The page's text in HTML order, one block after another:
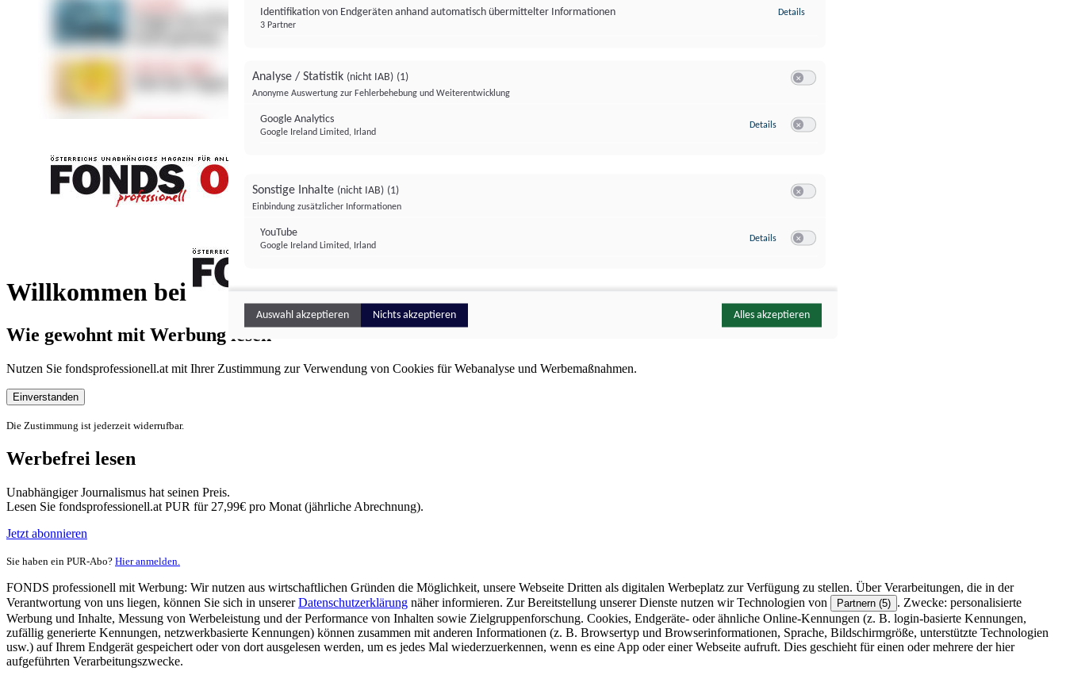
Willkommen bei
FONDS professionell
Wie gewohnt mit Werbung lesen
Nutzen Sie fondsprofessionell.at mit Ihrer Zustimmung zur Verwendung von Cookies für Webanalyse und Werbemaßnahmen.
Einverstanden
Die Zustimmung ist jederzeit widerrufbar.
Werbefrei lesen
Unabhängiger Journalismus hat seinen Preis.
Lesen Sie fondsprofessionell.at PUR für 27,99€ pro Monat (jährliche Abrechnung).
Jetzt abonnieren
Sie haben ein PUR-Abo? Hier anmelden.
FONDS professionell mit Werbung: Wir nutzen aus wirtschaftlichen Gründen die Möglichkeit, unsere Webseite Dritten als digitalen Werbeplatz zur Verfügung zu stellen. Über Verarbeitungen, die in der
Verantwortung von uns liegen, können Sie sich in unsererDatenschutzerklärung näher informieren. Zur Bereitstellung unserer Dienste nutzen wir Technologien von Partnern (5) . Zwecke: personalisierte
Werbung und Inhalte, Messung von Werbeleistung und der Performance von Inhalten sowie Zielgruppenforschung. Cookies, Endgeräte- oder ähnliche Online-Kennungen (z. B. login-basierte Kennungen,
zufällig generierte Kennungen, netzwerkbasierte Kennungen) können zusammen mit anderen Informationen (z. B. Browsertyp und Browserinformationen, Sprache, Bildschirmgröße, unterstützte Technologien
usw.) auf Ihrem Endgerät gespeichert oder von dort ausgelesen werden, um es jedes Mal wiederzuerkennen, wenn es eine App oder einer Webseite aufruft. Dies geschieht für einen oder mehrere der hier
aufgeführten Verarbeitungszwecke.
Identifikation von Endgeräten anhand automatisch übermittelter Informationen
3 Partner
Details
Analyse / Statistik (nicht IAB) (1)
Anonyme Auswertung zur Fehlerbehebung und Weiterentwicklung
Google Analytics
Google Ireland Limited, Irland
Details zu Google Analytics
Sonstige Inhalte (nicht IAB) (1)
Einbindung zusätzlicher Informationen
YouTube
Google Ireland Limited, Irland
Details zu YouTube
Auswahl akzeptieren Nichts akzeptieren Alles akzeptieren